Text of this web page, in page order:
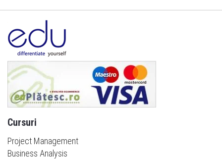
Cursuri
Project Management
Business Analysis